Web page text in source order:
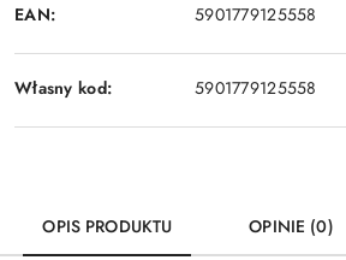
EAN: 5901779125558
Własny kod: 5901779125558
OPIS PRODUKTU OPINIE (0)